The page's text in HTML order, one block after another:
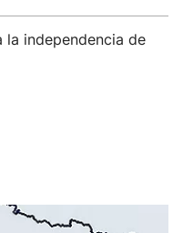
la independencia de